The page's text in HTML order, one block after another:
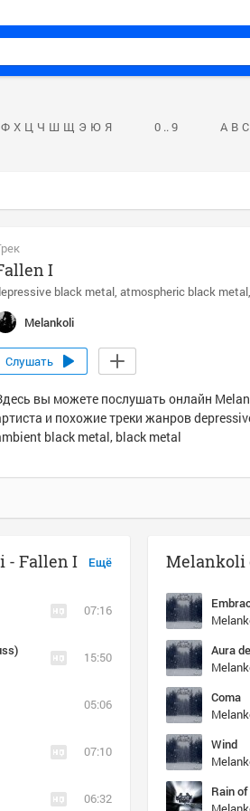
Ф Х Ц Ч Ш Щ Э Ю Я 0 .. 9 A B C
I
black metal atmospheric black metal
Melankoli
Слушать
вы можете послушать онлайн
и похожие треки жанров
black metal, black metal
Ещё
- Fallen I
07:16
15:50
05:06
07:10
06:32
Melankoli
Aura
Coma
Wind
Rain